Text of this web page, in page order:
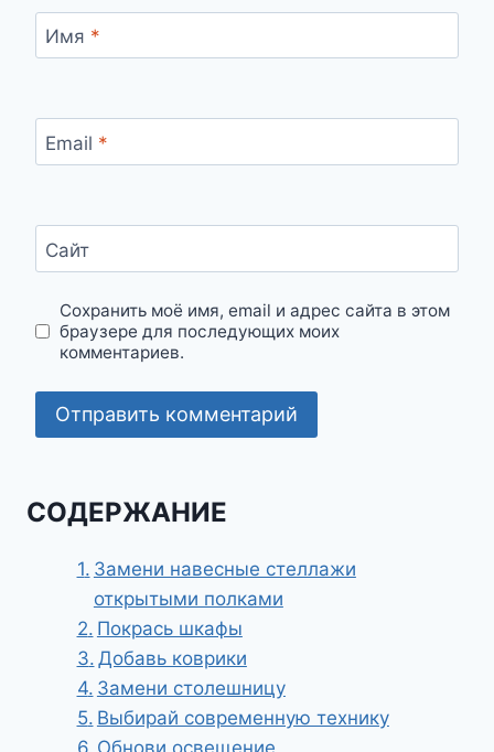
Имя *
Email *
Сайт
Сохранить моё имя, email и адрес сайта в этом
браузере для последующих моих
комментариев.
СОДЕРЖАНИЕ
Замени навесные стеллажи
открытыми полками
Покрась шкафы
Добавь коврики
Замени столешницу
Выбирай современную технику
Обнови освещение